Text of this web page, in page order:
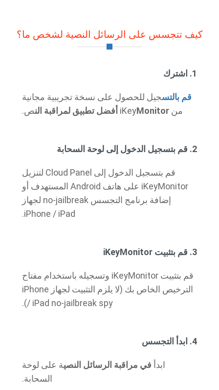
كيف تتجسس على الرسائل النصية لشخص ما؟
1. اشترك
قم بالتسجيل للحصول على نسخة تجريبية مجانية
من iKey Monitor أفضل تطبيق لمراقبة الن ص.
2. قم بتسجيل الدخول إلى لوحة السحابة
قم بتسجيل الدخول إلى Cloud Panel لتنزيل
iKeyMonitor على هاتف Android المستهدف أو
إضافة برنامج التجسس no-jailbreak لجهاز
iPhone / iPad.
3. قم بتثبيت iKeyMonitor
قم بتثبيت iKeyMonitor وتسجيله باستخدام مفتاح
الترخيص الخاص بك (لا يلزم التثبيت لجهاز iPhone
/ iPad no-jailbreak spy).
4. ابدأ التجسس
ابدأ في مراقبة الرسائل النصية على لوحة
السحابة.